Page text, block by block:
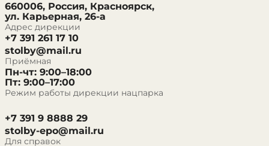
660006, Россия, Красноярск,
ул. Карьерная, 26-а
Адрес дирекции
+7 391 261 17 10
stolby@mail.ru
Приёмная
Пн-чт: 9:00–18:00
Пт: 9:00–17:00
Режим работы дирекции нацпарка
+7 391 9 8888 29
stolby-epo@mail.ru
Для справок